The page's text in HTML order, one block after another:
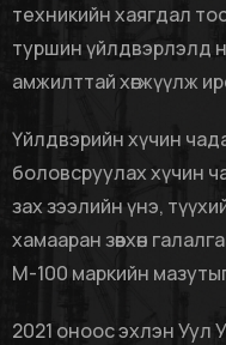
техникийн хаягдал
туршин үйлдвэрлэлд
амжилттай хөгжүүлж
Үйлдвэрийн хүчин
боловсруулах хүчин
зах зээлийн үнэ,
хамааран зөвхөн
М-100 маркийн
2021 оноос эхлэн Уул